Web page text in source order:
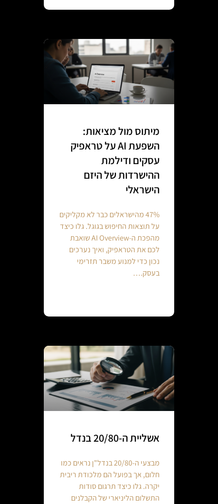
מיתוס מול מציאות:
השפעת AI על טראפיק
עסקים ודילמת
ההישרדות של היזם
הישראלי
47% מהישראלים כבר לא מקליקים
על תוצאות החיפוש בגוגל. גלו כיצד
מהפכת ה-AI Overview שואבת
לכם את הטראפיק, ואיך נערכים
נכון כדי למנוע משבר תזרימי
בעסק.…
אשליית ה-20/80 בנדל
מבצעי ה-20/80 בנדל"ן נראים כמו
חלום, אך בפועל הם מלכודת ריבית
יקרה. גלו כיצד תרגום סודות
התשלום הליניארי של הקבלנים